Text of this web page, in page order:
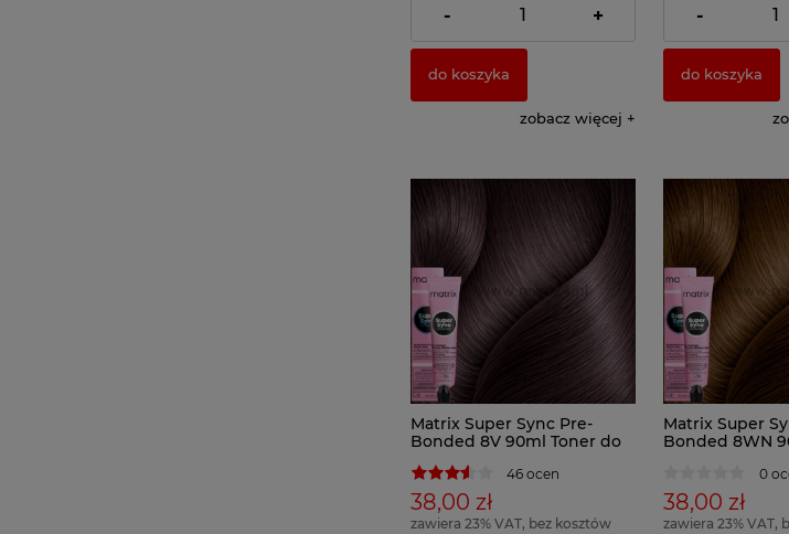
( 1 x 100ml = 42,22 zł )
- +
do koszyka
zobacz więcej
( 1 x 100ml = 42,22
-
do koszyka
Matrix Super Sync Pre-
Bonded 8V 90ml Toner do
46 ocen
38,00 zł
zawiera 23% VAT, bez kosztów
Matrix Super
Bonded 8WN
0
38,00 zł
zawiera 23% VAT,